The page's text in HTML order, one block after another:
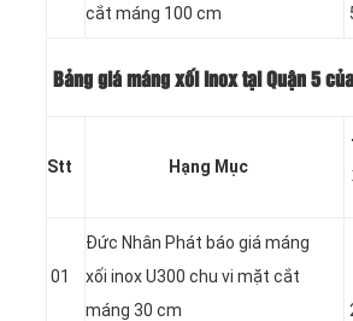
cắt máng 100 cm
Bảng giá máng xối inox tại Quận 5
Stt Hạng Mục
01
Đức Nhân Phát báo giá máng
xối inox U300 chu vi mặt cắt
máng 30 cm